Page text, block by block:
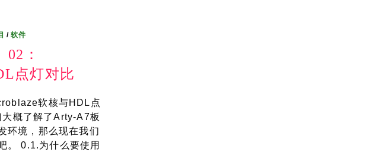
/ 软件
：
点灯对比
软核与HDL点
概了解了Arty-A7板
环境，那么现在我们
。 0.1.为什么要使用